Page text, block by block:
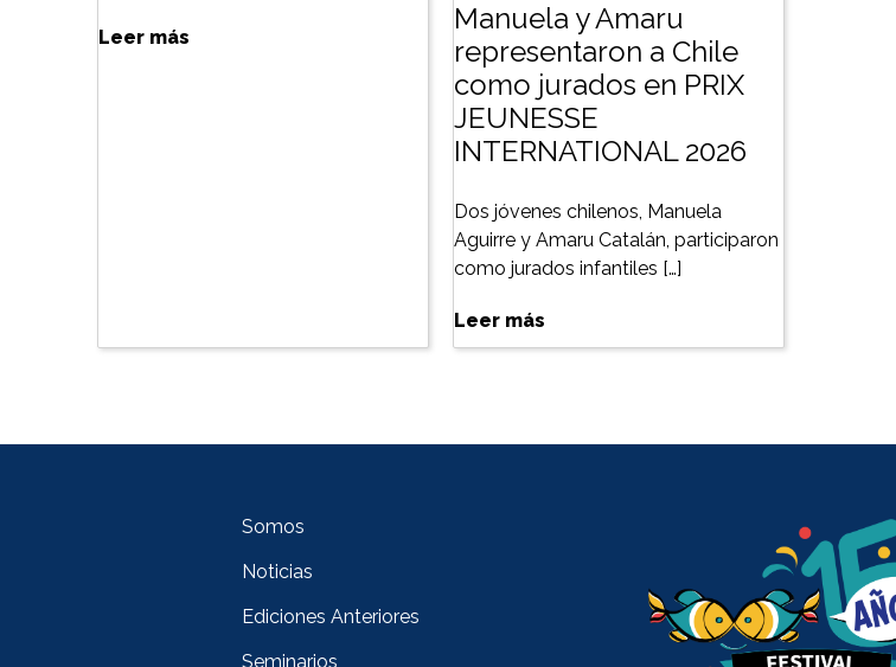
Leer más
Manuela y Amaru
representaron a Chile
como jurados en PRIX
JEUNESSE
INTERNATIONAL 2026
Dos jóvenes chilenos, Manuela
Aguirre y Amaru Catalán, participaron
como jurados infantiles […]
Leer más
Somos
Noticias
Ediciones Anteriores
Seminarios